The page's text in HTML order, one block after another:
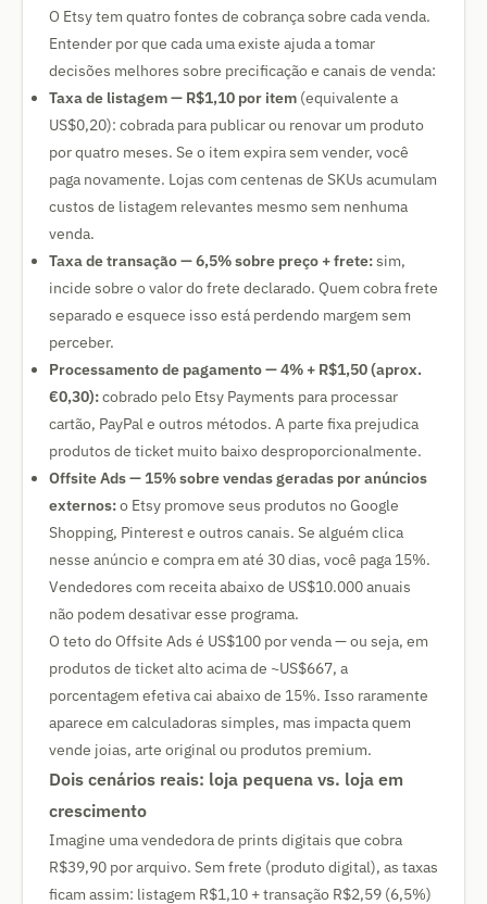
O Etsy tem quatro fontes de cobrança sobre cada venda.
Entender por que cada uma existe ajuda a tomar
decisões melhores sobre precificação e canais de venda:
Taxa de listagem — R$1,10 por item (equivalente a
US$0,20): cobrada para publicar ou renovar um produto
por quatro meses. Se o item expira sem vender, você
paga novamente. Lojas com centenas de SKUs acumulam
custos de listagem relevantes mesmo sem nenhuma
venda.
Taxa de transação — 6,5% sobre preço + frete:sim,
incide sobre o valor do frete declarado. Quem cobra frete
separado e esquece isso está perdendo margem sem
perceber.
Processamento de pagamento — 4% + R$1,50 (aprox.
€0,30):cobrado pelo Etsy Payments para processar
cartão, PayPal e outros métodos. A parte fixa prejudica
produtos de ticket muito baixo desproporcionalmente.
Offsite Ads — 15% sobre vendas geradas por anúncios
externos:o Etsy promove seus produtos no Google
Shopping, Pinterest e outros canais. Se alguém clica
nesse anúncio e compra em até 30 dias, você paga 15%.
Vendedores com receita abaixo de US$10.000 anuais
não podem desativar esse programa.
O teto do Offsite Ads é US$100 por venda — ou seja, em
produtos de ticket alto acima de ~US$667, a
porcentagem efetiva cai abaixo de 15%. Isso raramente
aparece em calculadoras simples, mas impacta quem
vende joias, arte original ou produtos premium.
Dois cenários reais: loja pequena vs. loja em
crescimento
Imagine uma vendedora de prints digitais que cobra
R$39,90 por arquivo. Sem frete (produto digital), as taxas
ficam assim: listagem R$1,10 + transação R$2,59 (6,5%)